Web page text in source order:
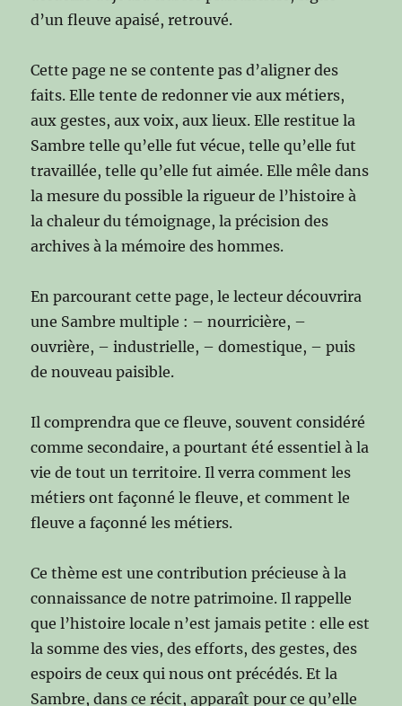
d’un fleuve apaisé, retrouvé.
Cette page ne se contente pas d’aligner des
faits. Elle tente de redonner vie aux métiers,
aux gestes, aux voix, aux lieux. Elle restitue la
Sambre telle qu’elle fut vécue, telle qu’elle fut
travaillée, telle qu’elle fut aimée. Elle mêle dans
la mesure du possible la rigueur de l’histoire à
la chaleur du témoignage, la précision des
archives à la mémoire des hommes.
En parcourant cette page, le lecteur découvrira
une Sambre multiple : – nourricière, –
ouvrière, – industrielle, – domestique, – puis
de nouveau paisible.
Il comprendra que ce fleuve, souvent considéré
comme secondaire, a pourtant été essentiel à la
vie de tout un territoire. Il verra comment les
métiers ont façonné le fleuve, et comment le
fleuve a façonné les métiers.
Ce thème est une contribution précieuse à la
connaissance de notre patrimoine. Il rappelle
que l’histoire locale n’est jamais petite : elle est
la somme des vies, des efforts, des gestes, des
espoirs de ceux qui nous ont précédés. Et la
Sambre, dans ce récit, apparaît pour ce qu’elle